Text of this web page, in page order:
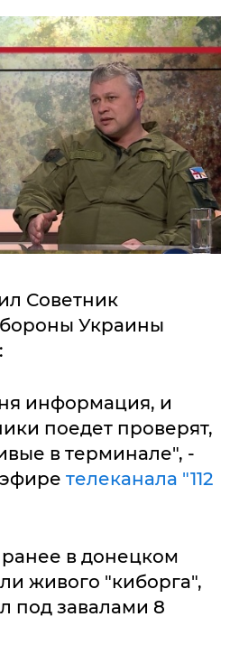
Советник
Украины
информация, и
поедет проверят,
в терминале", -
телеканала "112
в донецком
живого "киборга",
под завалами 8